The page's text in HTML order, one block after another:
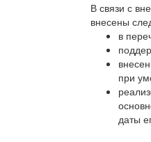
В связи с
внесены
в
при
даты